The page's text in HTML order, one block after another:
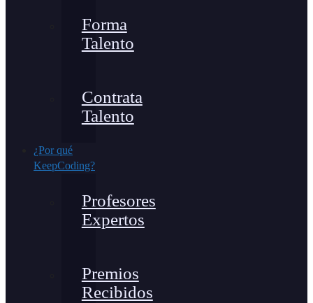
Forma
Talento
Contrata
Talento
¿Por qué
KeepCoding?
Profesores
Expertos
Premios
Recibidos